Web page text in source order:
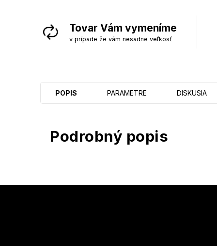
Tovar Vám vymeníme
v prípade že vám nesadne veľkosť
POPIS PARAMETRE DISKUSIA
Podrobný popis